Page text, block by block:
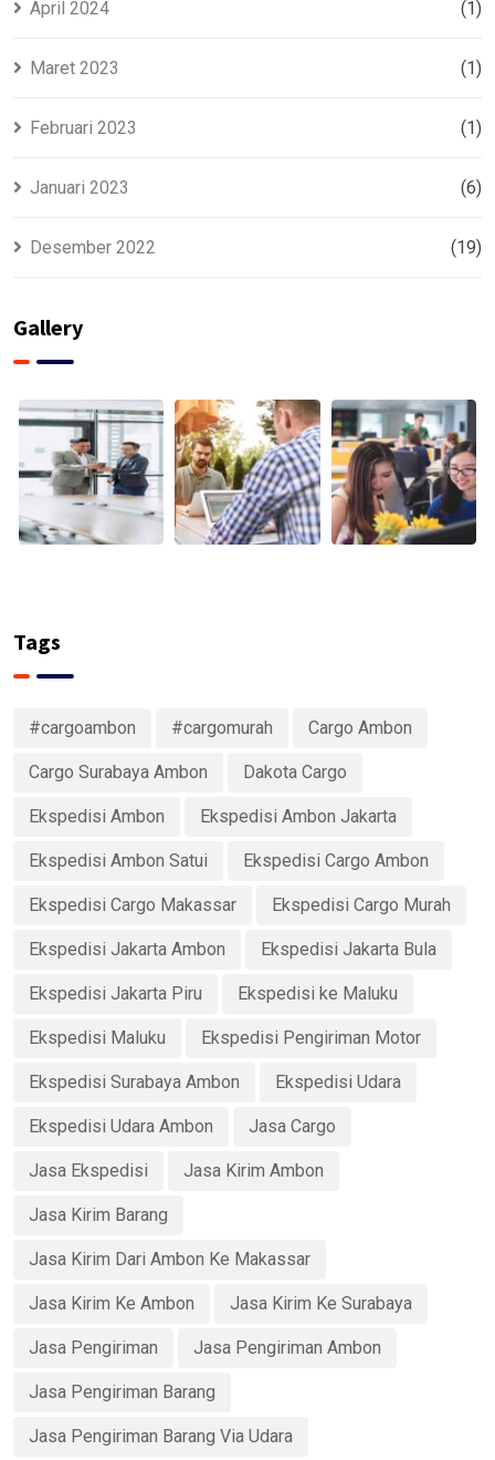
April 2024 (1)
Maret 2023 (1)
Februari 2023 (1)
Januari 2023 (6)
Desember 2022 (19)
Gallery
Tags
#cargoambon #cargomurah Cargo Ambon
Cargo Surabaya Ambon Dakota Cargo
Ekspedisi Ambon Ekspedisi Ambon Jakarta
Ekspedisi Ambon Satui Ekspedisi Cargo Ambon
Ekspedisi Cargo Makassar Ekspedisi Cargo Murah
Ekspedisi Jakarta Ambon Ekspedisi Jakarta Bula
Ekspedisi Jakarta Piru Ekspedisi ke Maluku
Ekspedisi Maluku Ekspedisi Pengiriman Motor
Ekspedisi Surabaya Ambon Ekspedisi Udara
Ekspedisi Udara Ambon Jasa Cargo
Jasa Ekspedisi Jasa Kirim Ambon
Jasa Kirim Barang
Jasa Kirim Dari Ambon Ke Makassar
Jasa Kirim Ke Ambon Jasa Kirim Ke Surabaya
Jasa Pengiriman Jasa Pengiriman Ambon
Jasa Pengiriman Barang
Jasa Pengiriman Barang Via Udara